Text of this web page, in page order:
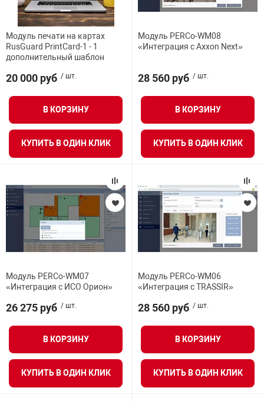
Модуль печати на картах
RusGuard PrintCard-1 - 1
дополнительный шаблон
20 000 руб / шт.
В КОРЗИНУ
КУПИТЬ В ОДИН КЛИК
Модуль PERCo-WM08
«Интеграция с Axxon Next»
28 560 руб / шт.
В КОРЗИНУ
КУПИТЬ В ОДИН КЛИК
Модуль PERCo-WM07
«Интеграция с ИСО Орион»
26 275 руб / шт.
В КОРЗИНУ
КУПИТЬ В ОДИН КЛИК
Модуль PERCo-WM06
«Интеграция с TRASSIR»
28 560 руб / шт.
В КОРЗИНУ
КУПИТЬ В ОДИН КЛИК